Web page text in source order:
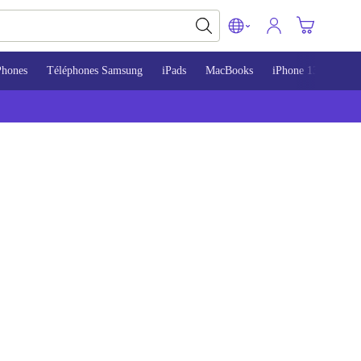
Téléphones Samsung iPads MacBooks iPhone 13